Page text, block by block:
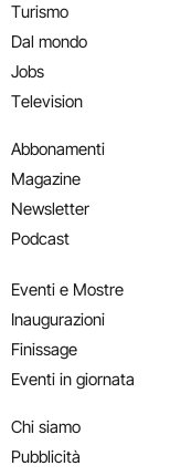
Turismo
Dal mondo
Jobs
Television
Abbonamenti
Magazine
Newsletter
Podcast
Eventi e Mostre
Inaugurazioni
Finissage
Eventi in giornata
Chi siamo
Pubblicità